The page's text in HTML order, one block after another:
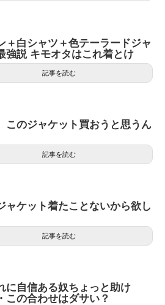
＋白シャツ＋色テーラードジャ
強説 キモオタはこれ着とけ
記事を読む
このジャケット買おうと思うん
記事を読む
ャケット着たことないから欲し
記事を読む
に自信ある奴ちょっと助け
この合わせはダサい？